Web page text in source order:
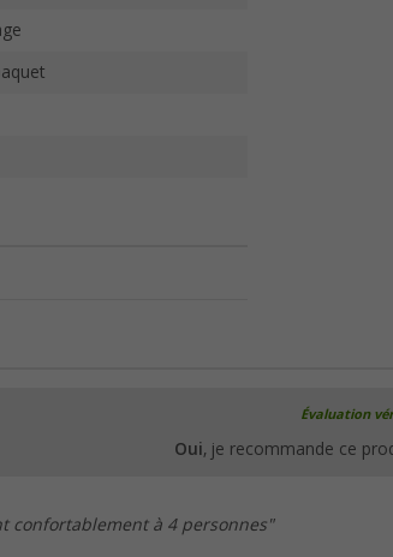
Évaluation
Oui, je recommande ce
confortablement à 4 personnes"